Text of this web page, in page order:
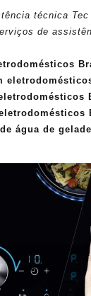
técnica
de
água de